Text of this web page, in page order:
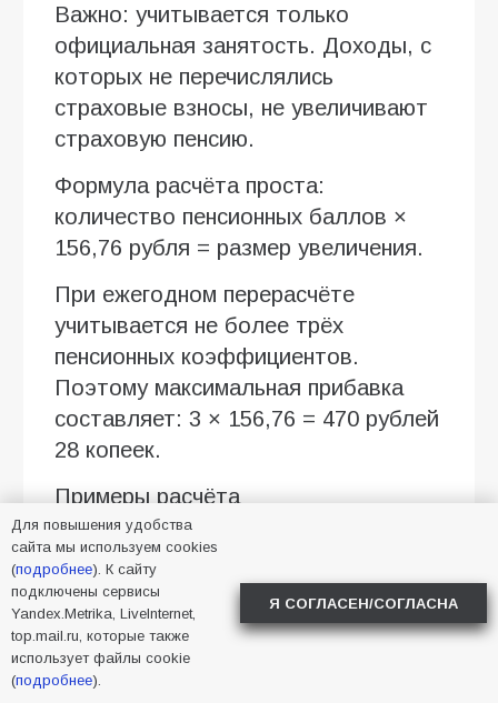
Важно: учитывается только
официальная занятость. Доходы, с
которых не перечислялись
страховые взносы, не увеличивают
страховую пенсию.
Формула расчёта проста:
количество пенсионных баллов ×
156,76 рубля = размер увеличения.
При ежегодном перерасчёте
учитывается не более трёх
пенсионных коэффициентов.
Поэтому максимальная прибавка
составляет: 3 × 156,76 = 470 рублей
28 копеек.
Примеры расчёта
При официальной зарплате около
40 тысяч рублей в месяц
начисляется примерно 1,5 балла.
Прибавка составит: 1,5 × 156,76 =
235 рублей 14 копеек.
Для повышения удобства
сайта мы используем cookies
(подробнее). К сайту
подключены сервисы
Yandex.Metrika, LiveInternet,
top.mail.ru, которые также
использует файлы cookie
(подробнее).
Я СОГЛАСЕН/СОГЛАСНА